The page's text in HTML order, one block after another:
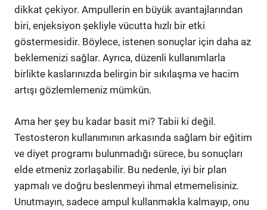
dikkat çekiyor. Ampullerin en büyük avantajlarından
biri, enjeksiyon şekliyle vücutta hızlı bir etki
göstermesidir. Böylece, istenen sonuçlar için daha az
beklemenizi sağlar. Ayrıca, düzenli kullanımlarla
birlikte kaslarınızda belirgin bir sıkılaşma ve hacim
artışı gözlemlemeniz mümkün.
Ama her şey bu kadar basit mi? Tabii ki değil.
Testosteron kullanımının arkasında sağlam bir eğitim
ve diyet programı bulunmadığı sürece, bu sonuçları
elde etmeniz zorlaşabilir. Bu nedenle, iyi bir plan
yapmalı ve doğru beslenmeyi ihmal etmemelisiniz.
Unutmayın, sadece ampul kullanmakla kalmayıp, onu